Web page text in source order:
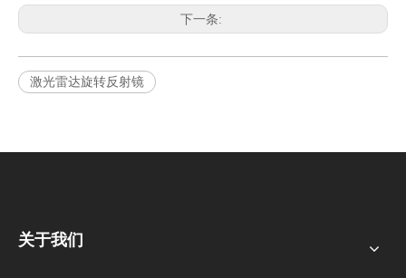
下一条:
激光雷达旋转反射镜
关于我们